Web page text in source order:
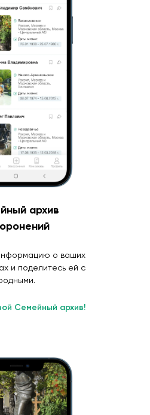
архив
о ваших
и поделитесь ей с
Семейный архив!